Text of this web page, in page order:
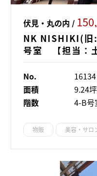
伏見・丸の内 /
NK NISHIKI(
号室 【担当：
No.
16134
面積
9.24坪
階数
4-B号
物販 美容・サロ